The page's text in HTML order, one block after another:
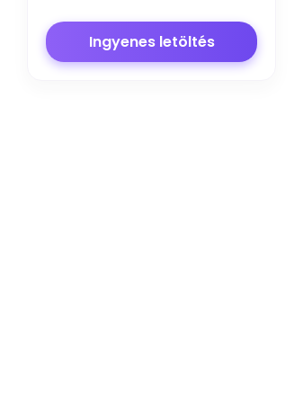
Ingyenes letöltés